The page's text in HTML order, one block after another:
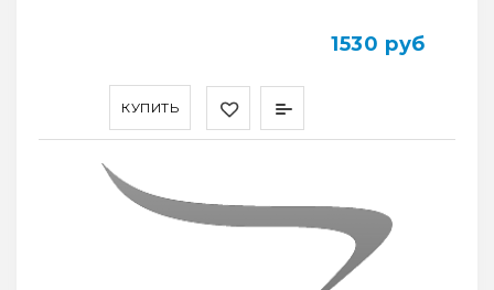
КУПИТЬ
1530 руб